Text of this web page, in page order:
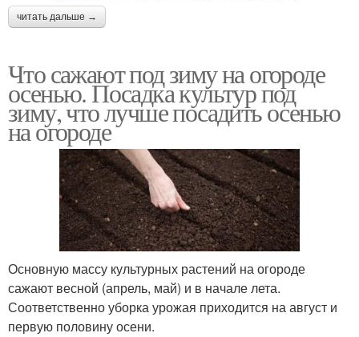
читать дальше →
Что сажают под зиму на огороде
осенью. Посадка культур под
зиму, что лучше посадить осенью
на огороде
Основную массу культурных растений на огороде
сажают весной (апрель, май) и в начале лета.
Соответственно уборка урожая приходится на август и
первую половину осени.